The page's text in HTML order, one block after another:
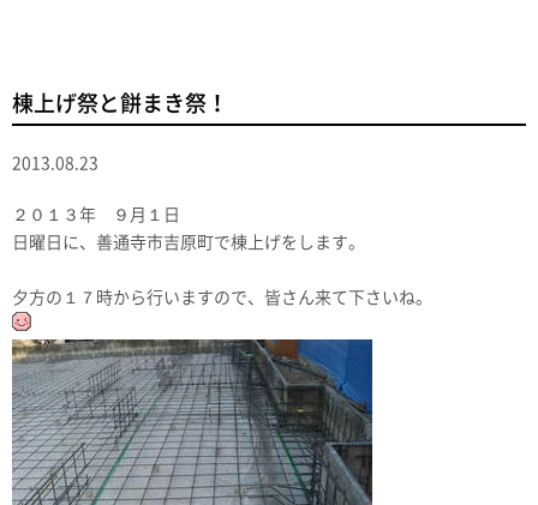
棟上げ祭と餅まき祭！
2013.08.23
２０１３年 ９月１日
日曜日に、善通寺市吉原町で棟上げをします。
夕方の１７時から行いますので、皆さん来て下さいね。